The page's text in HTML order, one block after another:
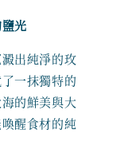
光
出純淨的玫
一抹獨特的
的鮮美與大
醒食材的純